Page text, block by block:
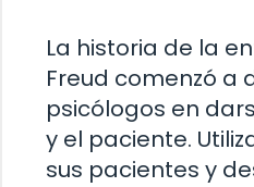
La historia de la
Freud comenzó a
psicólogos en
y el paciente.
sus pacientes y